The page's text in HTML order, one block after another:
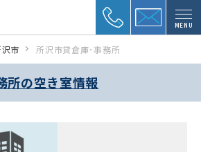
MENU
市 所沢市貸倉庫･事務所
所の空き室情報